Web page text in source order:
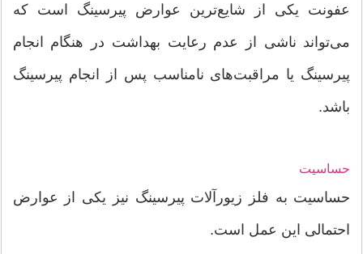
عفونت یکی از شایع‌ترین عوارض پیرسینگ است که
می‌تواند ناشی از عدم رعایت بهداشت در هنگام انجام
پیرسینگ یا مراقبت‌های نامناسب پس از انجام پیرسینگ
باشد.
حساسیت
حساسیت به فلز زیورآلات پیرسینگ نیز یکی از عوارض
احتمالی این عمل است.